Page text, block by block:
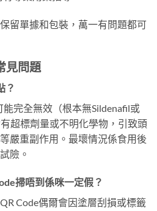
留單據和包裝，萬一有問題都可
見問題
？
完全無效（根本無Sildenafil或
超標劑量或不明化學物，引致頭
嚴重副作用。最壞情況係食用後
險。
掃唔到係咪一定假？
Code偶爾會因塗層刮損或標籤